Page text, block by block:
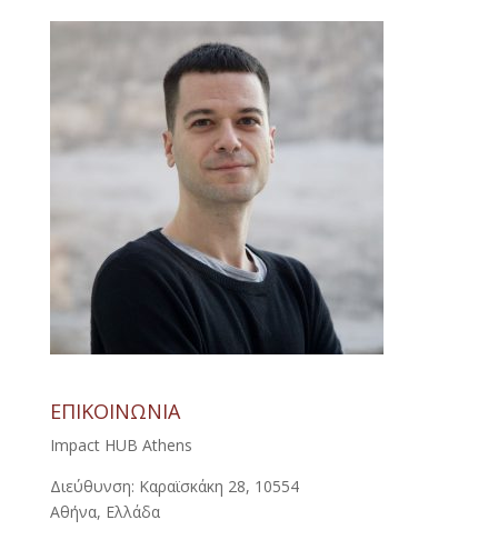
ΕΠΙΚΟΙΝΩΝΙΑ
Impact HUB Athens
Διεύθυνση: Καραϊσκάκη 28, 10554
Αθήνα, Ελλάδα